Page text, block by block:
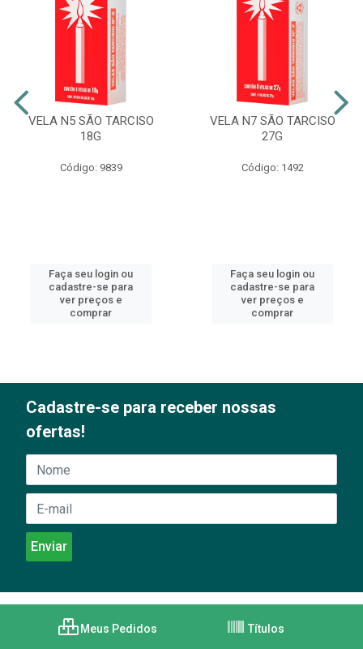
VELA N5 SÃO TARCISO
18G
Código: 9839
Faça seu login ou
cadastre-se para
ver preços e
comprar
VELA N7 SÃO TARCISO
27G
Código: 1492
Faça seu login ou
cadastre-se para
ver preços e
comprar
Cadastre-se para receber nossas
ofertas!
Meus Pedidos Títulos